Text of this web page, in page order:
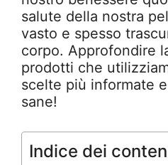
salute della nostra
vasto e spesso
corpo. Approfondire
prodotti che
scelte più informate
sane!
Indice dei